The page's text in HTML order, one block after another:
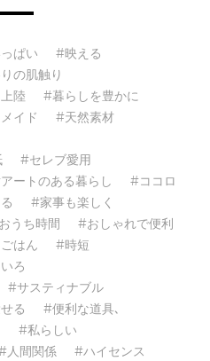
ぱい
#映える
の肌触り
陸
#暮らしを豊かに
イド
#天然素材
#セレブ愛用
ートのある暮らし
#ココロ
#家事も楽しく
うち時間
#おしゃれで便利
はん
#時短
ろ
#サスティナブル
る
#便利な道具､
#私らしい
人間関係
#ハイセンス